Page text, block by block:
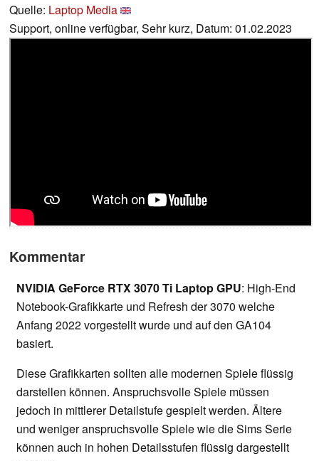
Quelle: Laptop Media
Support, online verfügbar, Sehr kurz, Datum: 01.02.2023
Kommentar
NVIDIA GeForce RTX 3070 Ti Laptop GPU: High-End
Notebook-Grafikkarte und Refresh der 3070 welche
Anfang 2022 vorgestellt wurde und auf den GA104
basiert.
Diese Grafikkarten sollten alle modernen Spiele flüssig
darstellen können. Anspruchsvolle Spiele müssen
jedoch in mittlerer Detailstufe gespielt werden. Ältere
und weniger anspruchsvolle Spiele wie die Sims Serie
können auch in hohen Detailsstufen flüssig dargestellt